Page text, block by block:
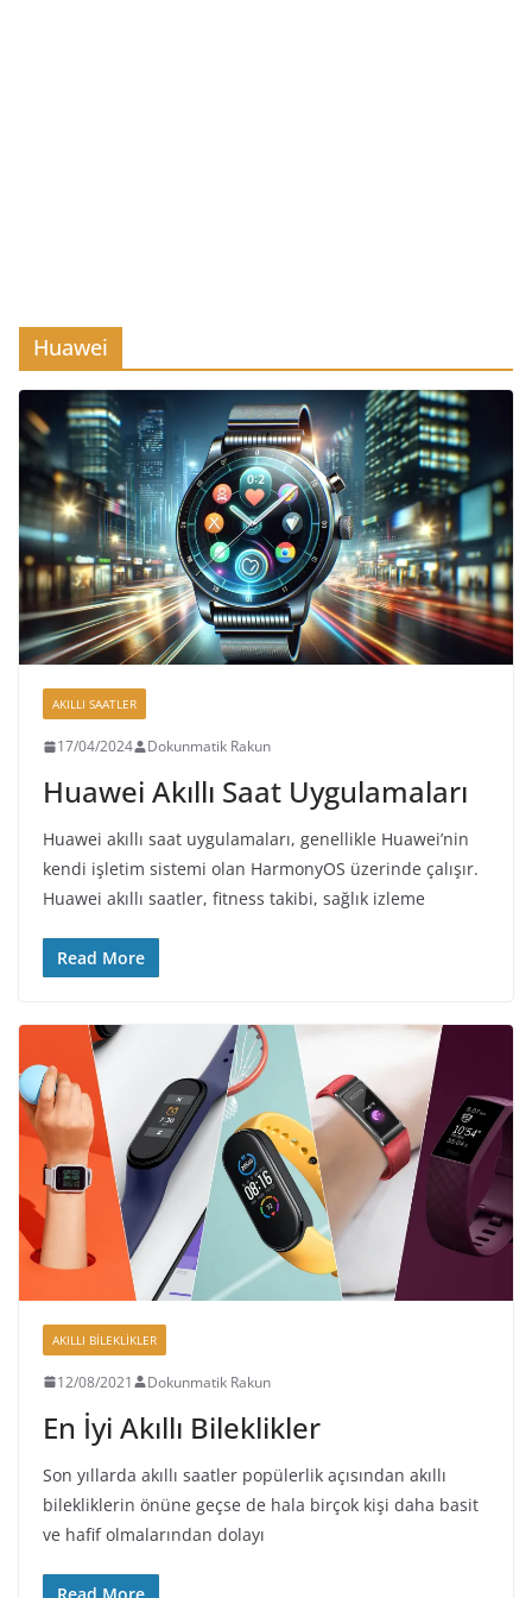
Huawei
AKILLI SAATLER
17/04/2024 Dokunmatik Rakun
Huawei Akıllı Saat Uygulamaları
Huawei akıllı saat uygulamaları, genellikle Huawei’nin
kendi işletim sistemi olan HarmonyOS üzerinde çalışır.
Huawei akıllı saatler, fitness takibi, sağlık izleme
Read More
AKILLI BILEKLIKLER
12/08/2021 Dokunmatik Rakun
En İyi Akıllı Bileklikler
Son yıllarda akıllı saatler popülerlik açısından akıllı
bilekliklerin önüne geçse de hala birçok kişi daha basit
ve hafif olmalarından dolayı